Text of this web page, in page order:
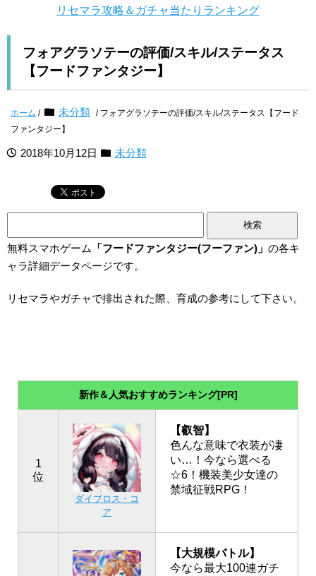
リセマラ攻略＆ガチャ当たりランキング
フォアグラソテーの評価/スキル/ステータス
【フードファンタジー】
ホーム / 未分類 / フォアグラソテーの評価/スキル/ステータス【フード
ファンタジー】
2018年10月12日 未分類
無料スマホゲーム
「フードファンタジー(フーファン)」 の各キ
ャラ詳細データページです。
リセマラやガチャで排出された際、育成の参考にして下さい。
新作＆人気おすすめランキング[PR]
1
位
ダイブロス・コ
ア
【叡智】
色んな意味で衣装が凄
い…！今なら選べる
☆6！機装美少女達の
禁域征戦RPG！
【大規模バトル】
今なら最大100連ガチ